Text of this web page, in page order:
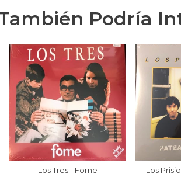
Podría
Los Tres - Fome
Los